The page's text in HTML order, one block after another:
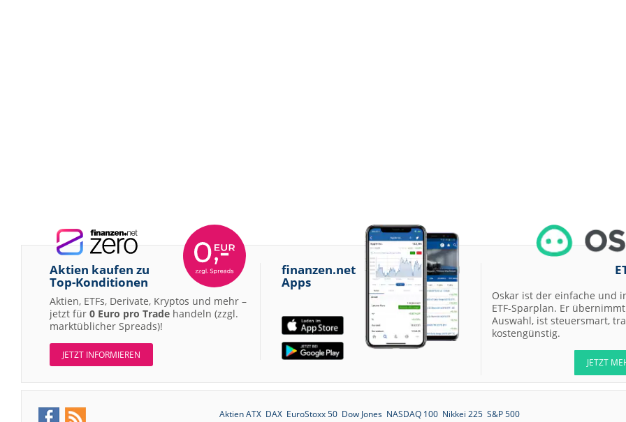
Aktien kaufen zu
Top-Konditionen
Aktien, ETFs, Derivate, Kryptos und mehr –
jetzt für 0 Euro pro Trade handeln (zzgl.
marktüblicher Spreads)!
JETZT INFORMIEREN
finanzen.net
Apps
Oskar ist der einfache und
ETF-Sparplan. Er übernimmt
Auswahl, ist steuersmart,
kostengünstig.
JETZT
Aktien ATX DAX EuroStoxx 50 Dow Jones NASDAQ 100 Nikkei 225 S&P 500